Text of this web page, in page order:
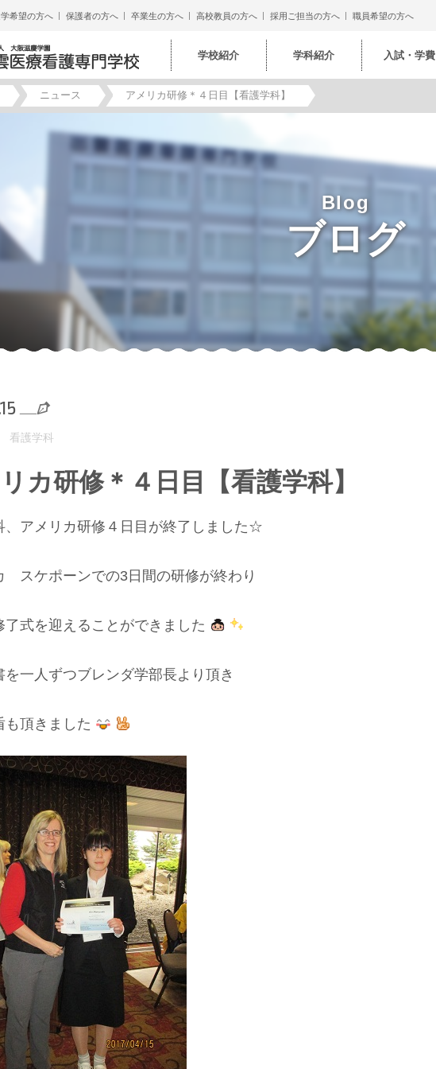
希望の方へ 保護者の方へ 卒業生の方へ 高校教員の方へ 採用ご担当の方へ 職員希望の方へ
学校紹介 学科紹介 入試・学費
ニュース アメリカ研修＊４日目【看護学科】
Blog
ブログ
看護学科
カ研修＊４日目【看護学科】
、アメリカ研修４日目が終了しました☆
スケポーンでの3日間の研修が終わり
了式を迎えることができました
を一人ずつブレンダ学部長より頂き
も頂きました